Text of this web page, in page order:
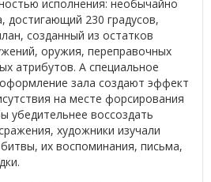
исполнения: необычайно
достигающий 230 градусов,
созданный из остатков
оружия, переправочных
атрибутов. А специальное
зала создают эффект
на месте форсирования
убедительнее воссоздать
художники изучали
их воспоминания, письма,